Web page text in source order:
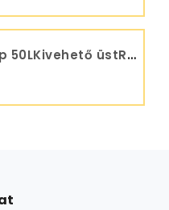
Dagasztógép 50LKivehető üstRTS50MO